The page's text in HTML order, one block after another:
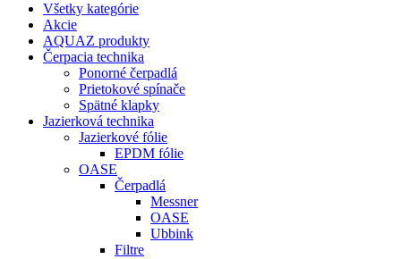
Všetky kategórie
Akcie
AQUAZ produkty
Čerpacia technika
Ponorné čerpadlá
Prietokové spínače
Spätné klapky
Jazierková technika
Jazierkové fólie
EPDM fólie
OASE
Čerpadlá
Messner
OASE
Ubbink
Filtre